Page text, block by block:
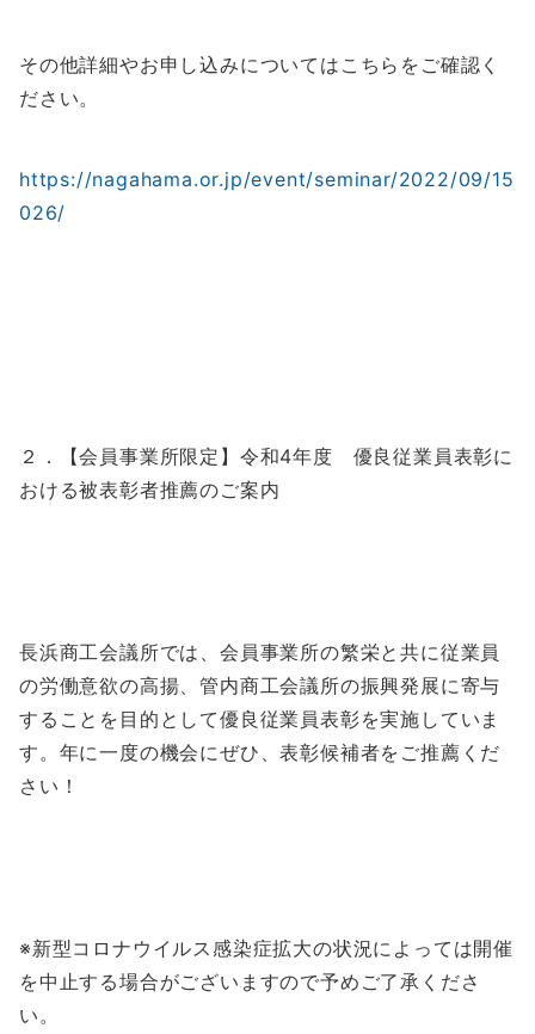
その他詳細やお申し込みについてはこちらをご確認く
ださい。
https://nagahama.or.jp/event/seminar/2022/09/15
026/
２．【会員事業所限定】令和4年度 優良従業員表彰に
おける被表彰者推薦のご案内
長浜商工会議所では、会員事業所の繁栄と共に従業員
の労働意欲の高揚、管内商工会議所の振興発展に寄与
することを目的として優良従業員表彰を実施していま
す。年に一度の機会にぜひ、表彰候補者をご推薦くだ
さい！
※新型コロナウイルス感染症拡大の状況によっては開催
を中止する場合がございますので予めご了承くださ
い。